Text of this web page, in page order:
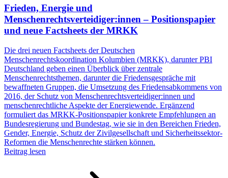
Frieden, Energie und
Menschenrechtsverteidiger:innen – Positionspapier
und neue Factsheets der MRKK
Die drei neuen Factsheets der Deutschen
Menschenrechtskoordination Kolumbien (MRKK), darunter PBI
Deutschland geben einen Überblick über zentrale
Menschenrechtsthemen, darunter die Friedensgespräche mit
bewaffneten Gruppen, die Umsetzung des Friedensabkommens von
2016, der Schutz von Menschenrechtsverteidiger:innen und
menschenrechtliche Aspekte der Energiewende. Ergänzend
formuliert das MRKK-Positionspapier konkrete Empfehlungen an
Bundesregierung und Bundestag, wie sie in den Bereichen Frieden,
Gender, Energie, Schutz der Zivilgesellschaft und Sicherheitssektor-
Reformen die Menschenrechte stärken können.
Beitrag lesen